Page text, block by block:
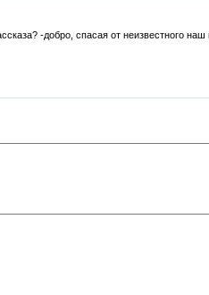
-добро, спасая от неизвестного